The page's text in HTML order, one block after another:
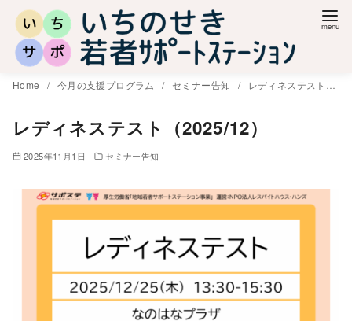
Home 今月の支援プログラム セミナー告知 レディネステスト（2025/12）
レディネステスト（2025/12）
2025年11月1日 セミナー告知